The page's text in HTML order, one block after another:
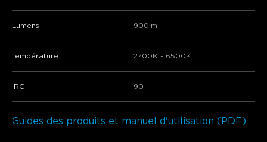
Lumens 900lm
Température 2700K - 6500K
IRC 90
Guides des produits et manuel d'utilisation (PDF)